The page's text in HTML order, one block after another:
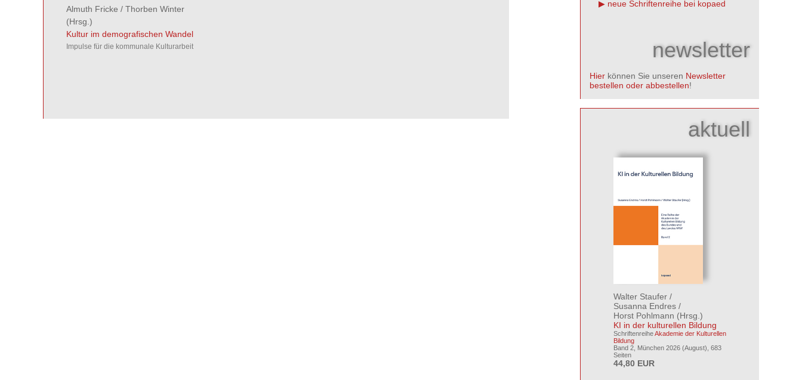
Almuth Fricke / Thorben Winter
(Hrsg.)
Kultur im demografischen Wandel
Impulse für die kommunale Kulturarbeit
neue Schriftenreihe bei kopaed
newsletter
Hier können Sie unseren Newsletter
bestellen oder abbestellen!
aktuell
Walter Staufer /
Susanna Endres /
Horst Pohlmann (Hrsg.)
KI in der kulturellen Bildung
SchriftenreiheAkademie der Kulturellen
Bildung
Band 2, München 2026 (August), 683
Seiten
44,80 EUR